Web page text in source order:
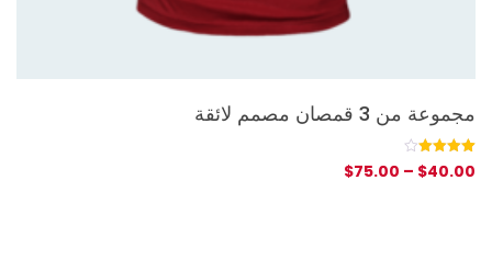
مجموعة من 3 قمصان مصمم لائقة
تم التقييم
بـ4.00
6
$40.00
–
$75.00